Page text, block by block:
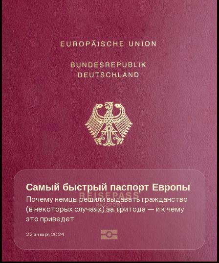
Самый быстрый паспорт Европы
Почему немцы решили выдавать гражданство
(в некоторых случаях) за три года — и к чему
это приведет
22 января 2024